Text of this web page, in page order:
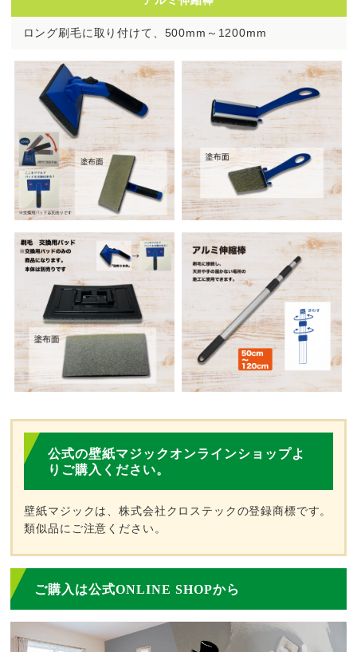
ロング刷毛に取り付けて、500mm～1200mm
公式の壁紙マジックオンラインショップよ
りご購入ください。
壁紙マジックは、株式会社クロステックの登録商標です。
類似品にご注意ください。
ご購入は公式ONLINE SHOPから